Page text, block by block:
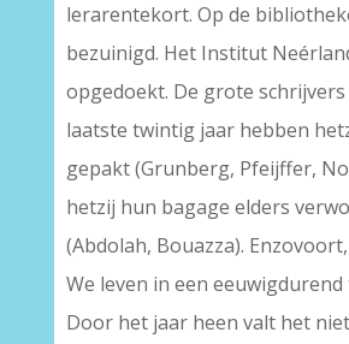
lerarentekort. Op de
bezuinigd. Het Institut
opgedoekt. De grote schrijvers
laatste twintig jaar hebben
gepakt (Grunberg, Pfeijffer,
hetzij hun bagage elders
(Abdolah, Bouazza).
We leven in een
Door het jaar heen valt het